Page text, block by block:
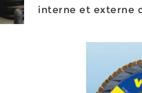
interne et externe
sp&eacu...